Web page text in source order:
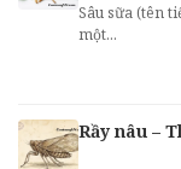
Sâu sữa (tên
một...
Rầy nâu –